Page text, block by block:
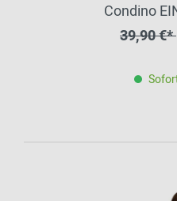
Condino
39,90 €*